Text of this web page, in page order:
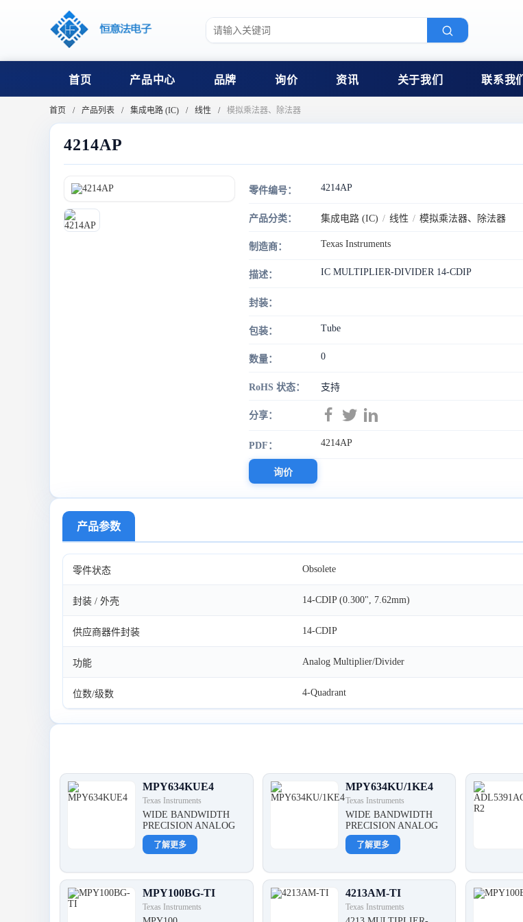
首页 产品中心 品牌 询价 资讯 关于我们 联系我们
首页 产品列表 集成电路 (IC) 线性 模拟乘法器、除法器
4214AP
零件编号： 4214AP
产品分类： 集成电路 (IC) / 线性 / 模拟乘法器、除法器
制造商： Texas Instruments
描述： IC MULTIPLIER-DIVIDER 14-CDIP
封装：
包装： Tube
数量： 0
RoHS 状态： 支持
分享：
PDF： 4214AP
询价
产品参数
零件状态 Obsolete
封装 / 外壳 14-CDIP (0.300", 7.62mm)
供应商器件封装 14-CDIP
功能 Analog Multiplier/Divider
位数/级数 4-Quadrant
MPY634KUE4
Texas Instruments
WIDE BANDWIDTH
PRECISION ANALOG
了解更多
MPY634KU/1KE4
Texas Instruments
WIDE BANDWIDTH
PRECISION ANALOG
了解更多
MPY100BG-TI
Texas Instruments
4213AM-TI
Texas Instruments